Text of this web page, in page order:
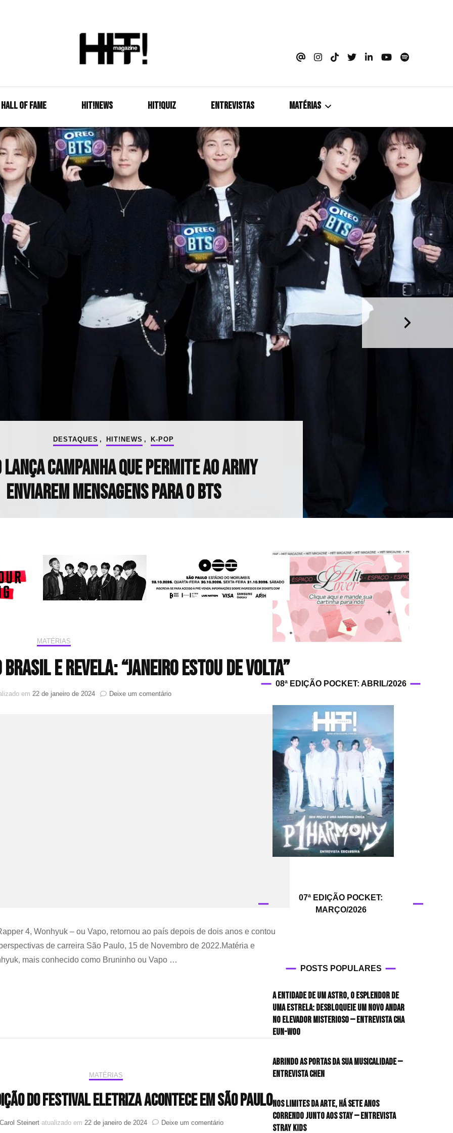
HIT!Magazine
HALL OF FAME HIT!NEWS HIT!Quiz ENTREVISTAS MATÉRIAS
Cobertura
Coletiva de Imprensa
Drama? HIT!
HIT!Fashion
HIT!Filmes
HIT!History
HIT!Lyrics
HIT!Vem aí
Panfletando
DESTAQUES , HIT!NEWS , K-POP
lança campanha que permite ao ARMY
enviarem mensagens para o BTS
MATÉRIAS
e revela: “Janeiro estou de volta”
em 22 de janeiro de 2024 Deixe um comentárioem
4, Wonhyuk – ou Vapo, retornou ao país depois de dois anos e contou
de carreira São Paulo, 15 de Novembro de 2022.Matéria e
mais conhecido como Bruninho ou Vapo …
MATÉRIAS
do Festival Eletriza acontece em São Paulo
Carol Steinert atualizado em 22 de janeiro de 2024 Deixe um comentárioem
08ª EDIÇÃO POCKET: ABRIL/2026
07ª EDIÇÃO POCKET:
MARÇO/2026
POSTS POPULARES
A entidade de um astro, o esplendor de
uma estrela: desbloqueie um novo andar
no elevador misterioso — Entrevista CHA
EUN-WOO
Abrindo as portas da sua musicalidade —
Entrevista CHEN
Nos limites da arte, há sete anos
correndo junto aos STAY — Entrevista
Stray Kids